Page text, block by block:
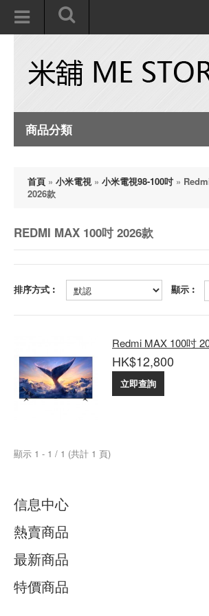
商品分類
首頁 » 小米電視» 小米電視98-100吋 »
2026款
REDMI MAX 100吋 2026款
排序方式︰ 顯示︰
Redmi MAX 100吋
HK$12,800
立即查詢
顯示 1 - 1 / 1 (共計 1 頁)
信息中心
熱賣商品
最新商品
特價商品